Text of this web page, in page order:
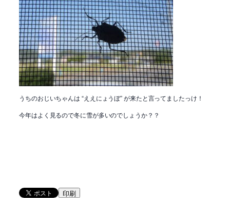
うちのおじいちゃんは “ええにょうぼ” が来たと言ってましたっけ！
今年はよく見るので冬に雪が多いのでしょうか？？
印刷